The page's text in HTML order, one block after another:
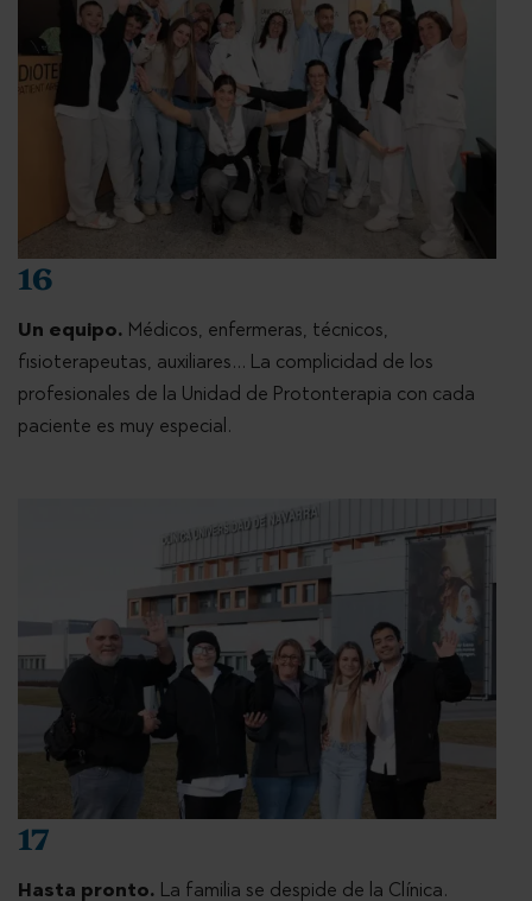
16
Un equipo. Médicos, enfermeras, técnicos,
fisioterapeutas, auxiliares… La complicidad de los
profesionales de la Unidad de Protonterapia con cada
paciente es muy especial.
17
Hasta pronto. La familia se despide de la Clínica.